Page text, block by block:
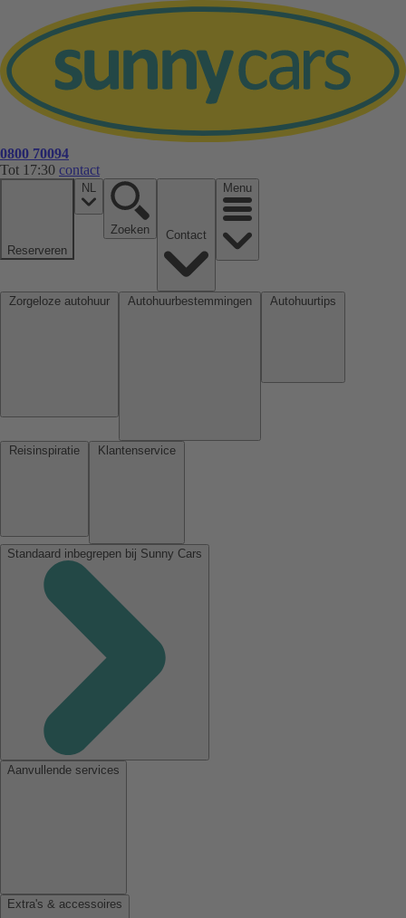
0800 70094
Tot 17:30 contact
Reserveren
NL
Zoeken
Menu
Standaard inbegrepen bij Sunny Cars
Aanvullende services
Extra's & accessoires